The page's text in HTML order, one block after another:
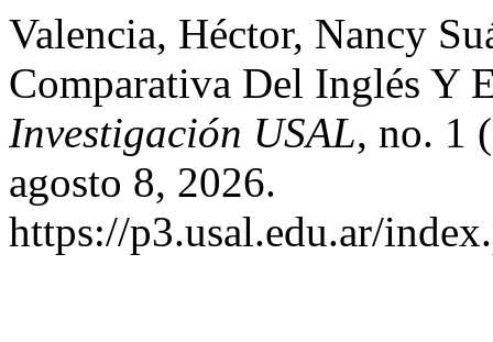
Valencia, Héctor, Nancy
Comparativa Del Inglés Y
Investigación USAL, no. 1
agosto 8, 2026.
https://p3.usal.edu.ar/